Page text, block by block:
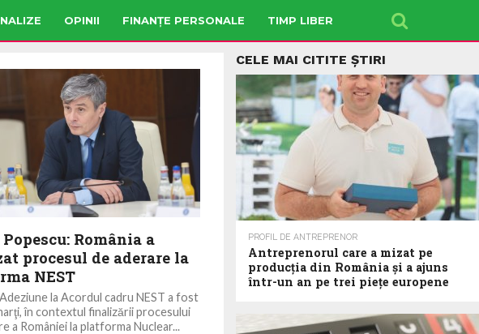
OPINII FINANȚE PERSONALE TIMP LIBER
România a
procesul de aderare la
NEST
la Acordul cadru NEST a fost
în contextul finalizării procesului
a României la platforma Nuclear...
CELE MAI CITITE ȘTIRI
PROFIL DE ANTREPRENOR
Antreprenorul care a mizat pe
producția din România și a ajuns
într-un an pe trei piețe europene